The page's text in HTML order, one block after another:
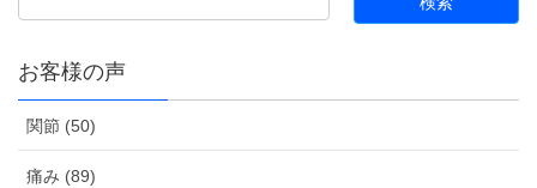
お客様の声
関節 (50)
痛み (89)